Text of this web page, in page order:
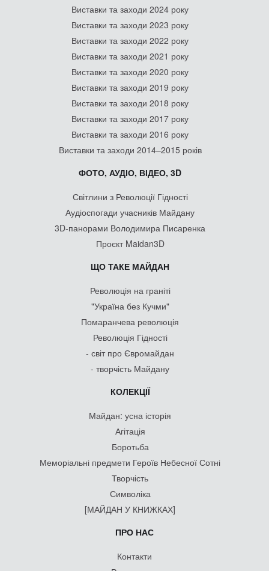
Виставки та заходи 2024 року
Виставки та заходи 2023 року
Виставки та заходи 2022 року
Виставки та заходи 2021 року
Виставки та заходи 2020 року
Виставки та заходи 2019 року
Виставки та заходи 2018 року
Виставки та заходи 2017 року
Виставки та заходи 2016 року
Виставки та заходи 2014–2015 років
ФОТО, АУДІО, ВІДЕО, 3D
Світлини з Революції Гідності
Аудіоспогади учасників Майдану
3D-панорами Володимира Писаренка
Проєкт Maidan3D
ЩО ТАКЕ МАЙДАН
Революція на граніті
"Україна без Кучми"
Помаранчева революція
Революція Гідності
- світ про Євромайдан
- творчість Майдану
КОЛЕКЦІЇ
Майдан: усна історія
Агітація
Боротьба
Меморіальні предмети Героїв Небесної Сотні
Творчість
Символіка
[МАЙДАН У КНИЖКАХ]
ПРО НАС
Контакти